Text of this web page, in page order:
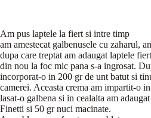
Am pus laptele la fiert si intre timp
am amestecat galbenusele cu zaharul,
dupa care treptat am adaugat laptele
din nou la foc mic pana s-a ingrosat.
incorporat-o in 200 gr de unt batut si
camerei. Aceasta crema am impartit-o
lasat-o galbena si in cealalta am
Finetti si 50 gr nuci macinate.